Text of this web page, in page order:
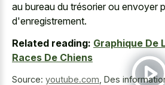
au bureau du trésorier ou envoyer
d'enregistrement.
Related reading: Graphique De
Races De Chiens
Source: youtube.com Des